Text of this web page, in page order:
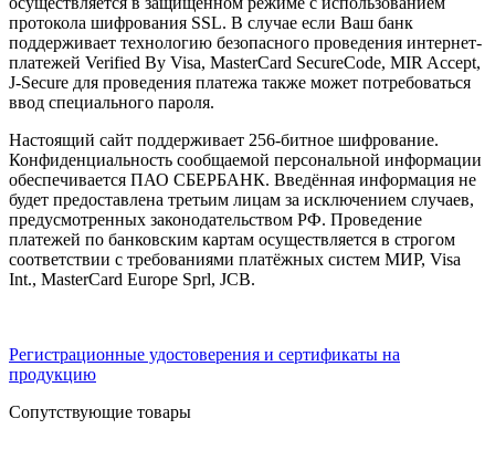
протокола шифрования SSL. В случае если Ваш банк
поддерживает технологию безопасного проведения интернет-
платежей Verified By Visa, MasterCard SecureCode, MIR Accept,
J-Secure для проведения платежа также может потребоваться
ввод специального пароля.
Настоящий сайт поддерживает 256-битное шифрование.
Конфиденциальность сообщаемой персональной информации
обеспечивается ПАО СБЕРБАНК. Введённая информация не
будет предоставлена третьим лицам за исключением случаев,
предусмотренных законодательством РФ. Проведение
платежей по банковским картам осуществляется в строгом
соответствии с требованиями платёжных систем МИР, Visa
Int., MasterCard Europe Sprl, JCB.
Регистрационные удостоверения и сертификаты на
продукцию
Сопутствующие товары